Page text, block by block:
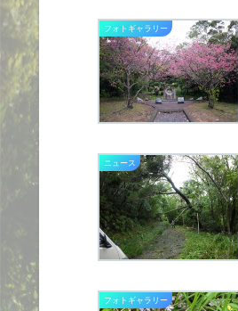
フォトギャラリー
ニュース
フォトギャラリー